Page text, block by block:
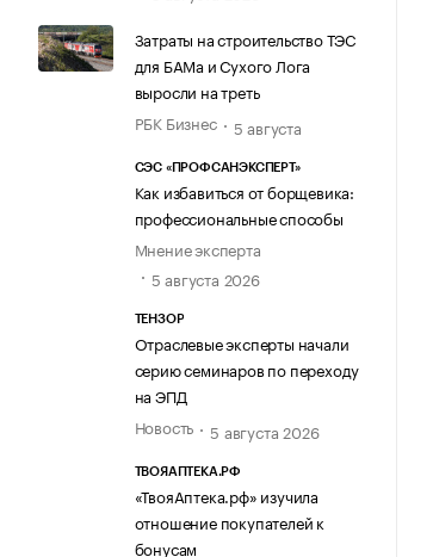
Затраты на строительство ТЭС
для БАМа и Сухого Лога
выросли на треть
РБК Бизнес
5 августа
СЭС «ПРОФСАНЭКСПЕРТ»
Как избавиться от борщевика:
профессиональные способы
Мнение эксперта
5 августа 2026
ТЕНЗОР
Отраслевые эксперты начали
серию семинаров по переходу
на ЭПД
Новость
5 августа 2026
ТВОЯАПТЕКА.РФ
«ТвояАптека.рф» изучила
отношение покупателей к
бонусам